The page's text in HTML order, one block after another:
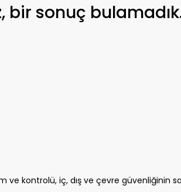
bir sonuç
kontrolü, iç, dış ve çevre güvenliğinin